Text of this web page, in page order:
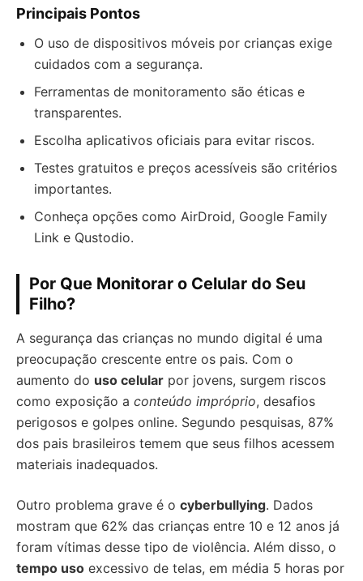
Principais Pontos
O uso de dispositivos móveis por crianças exige
cuidados com a segurança.
Ferramentas de monitoramento são éticas e
transparentes.
Escolha aplicativos oficiais para evitar riscos.
Testes gratuitos e preços acessíveis são critérios
importantes.
Conheça opções como AirDroid, Google Family
Link e Qustodio.
Por Que Monitorar o Celular do Seu
Filho?
A segurança das crianças no mundo digital é uma
preocupação crescente entre os pais. Com o
aumento do uso celular por jovens, surgem riscos
como exposição a conteúdo impróprio, desafios
perigosos e golpes online. Segundo pesquisas, 87%
dos pais brasileiros temem que seus filhos acessem
materiais inadequados.
Outro problema grave é o cyberbullying. Dados
mostram que 62% das crianças entre 10 e 12 anos já
foram vítimas desse tipo de violência. Além disso, o
tempo uso excessivo de telas, em média 5 horas por